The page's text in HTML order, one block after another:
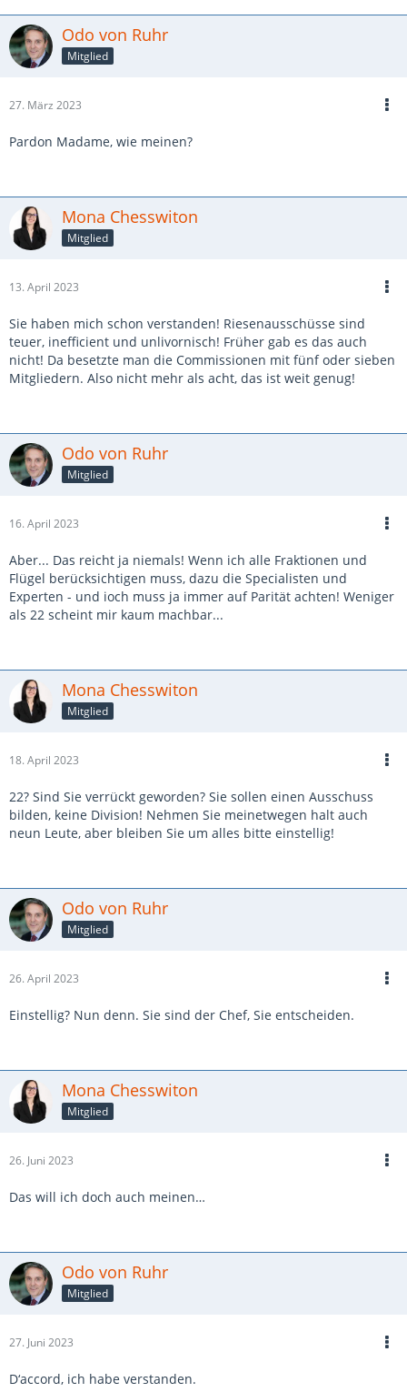
Odo von Ruhr
Mitglied
27. März 2023
Pardon Madame, wie meinen?
Mona Chesswiton
Mitglied
13. April 2023
Sie haben mich schon verstanden! Riesenausschüsse sind
teuer, inefficient und unlivornisch! Früher gab es das auch
nicht! Da besetzte man die Commissionen mit fünf oder sieben
Mitgliedern. Also nicht mehr als acht, das ist weit genug!
Odo von Ruhr
Mitglied
16. April 2023
Aber... Das reicht ja niemals! Wenn ich alle Fraktionen und
Flügel berücksichtigen muss, dazu die Specialisten und
Experten - und ioch muss ja immer auf Parität achten! Weniger
als 22 scheint mir kaum machbar...
Mona Chesswiton
Mitglied
18. April 2023
22? Sind Sie verrückt geworden? Sie sollen einen Ausschuss
bilden, keine Division! Nehmen Sie meinetwegen halt auch
neun Leute, aber bleiben Sie um alles bitte einstellig!
Odo von Ruhr
Mitglied
26. April 2023
Einstellig? Nun denn. Sie sind der Chef, Sie entscheiden.
Mona Chesswiton
Mitglied
26. Juni 2023
Das will ich doch auch meinen…
Odo von Ruhr
Mitglied
27. Juni 2023
D‘accord, ich habe verstanden.